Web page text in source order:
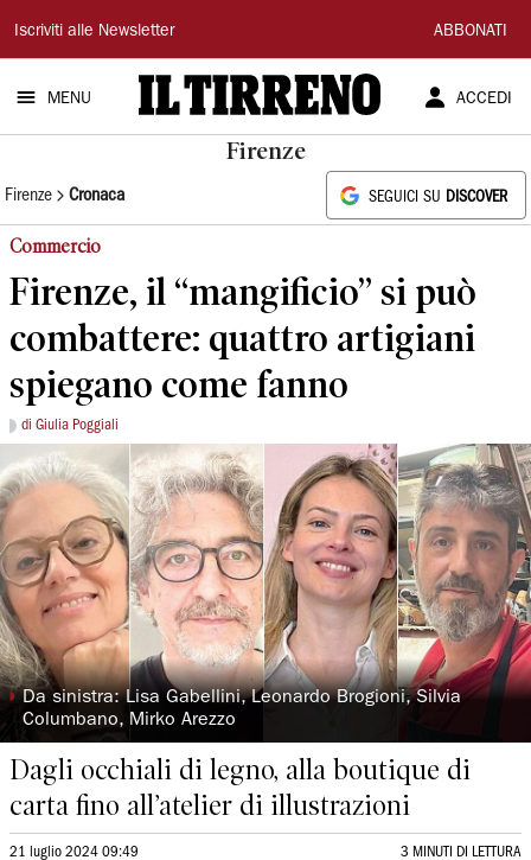
Il
Tirreno
Iscriviti alle Newsletter ABBONATI
MENU ACCEDI
Firenze
Firenze Cronaca SEGUICI SU DISCOVER
Commercio
Firenze, il “mangificio” si può
combattere: quattro artigiani
spiegano come fanno
di Giulia Poggiali
◗Da sinistra: Lisa Gabellini, Leonardo Brogioni, Silvia
Columbano, Mirko Arezzo
Dagli occhiali di legno, alla boutique di
carta fino all’atelier di illustrazioni
21 luglio 2024 09:49 3 MINUTI DI LETTURA